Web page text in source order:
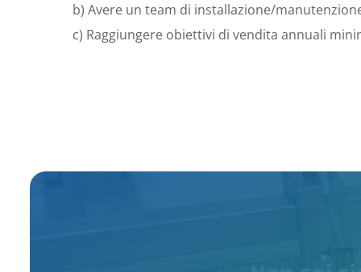
b) Avere un team di installazione/
c) Raggiungere obiettivi di vendita annuali